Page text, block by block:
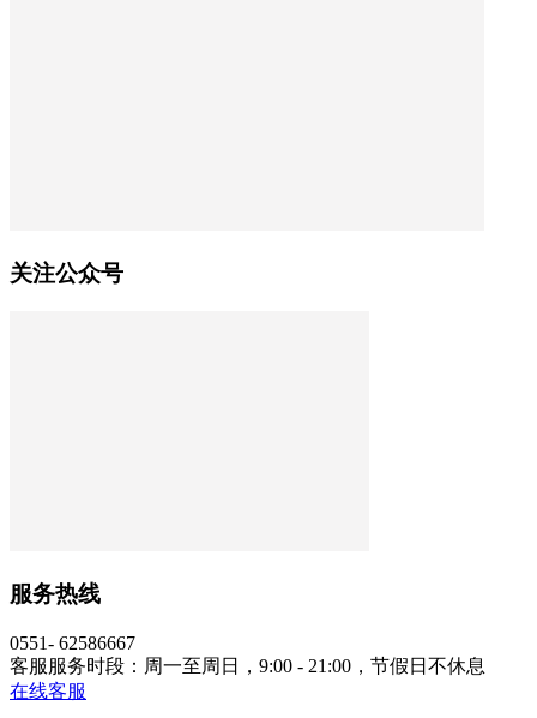
关注公众号
服务热线
0551- 62586667
客服服务时段：周一至周日，9:00 - 21:00，节假日不休息
在线客服